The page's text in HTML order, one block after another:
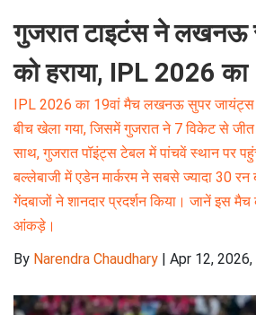
गुजरात टाइटंस ने लखनऊ
को हराया, IPL 2026
IPL 2026 का 19वां मैच लखनऊ सुपर
बीच खेला गया, जिसमें गुजरात ने 7 विकेट से
साथ, गुजरात पॉइंट्स टेबल में पांचवें स्थान पर
बल्लेबाजी में एडेन मार्करम ने सबसे ज्यादा 30
गेंदबाजों ने शानदार प्रदर्शन किया। जानें इस
आंकड़े।
By Narendra Chaudhary | Apr 12,